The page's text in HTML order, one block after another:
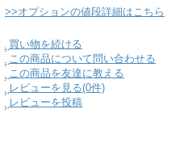
>>オプションの値段詳細はこちら
買い物を続ける
この商品について問い合わせる
この商品を友達に教える
レビューを見る(0件)
レビューを投稿